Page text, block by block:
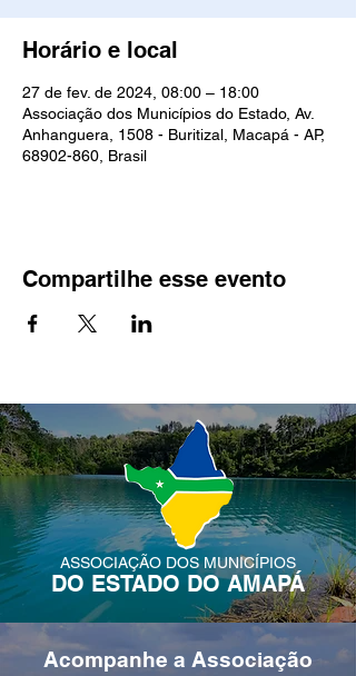
Horário e local
27 de fev. de 2024, 08:00 – 18:00
Associação dos Municípios do Estado, Av.
Anhanguera, 1508 - Buritizal, Macapá - AP,
68902-860, Brasil
Compartilhe esse evento
ASSOCIAÇÃO DOS MUNICÍPIOS
DO ESTADO DO AMAPÁ
Acompanhe a Associação